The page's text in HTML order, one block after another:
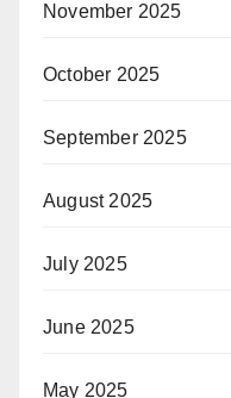
November 2025
October 2025
September 2025
August 2025
July 2025
June 2025
May 2025